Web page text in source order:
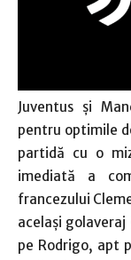
Juventus şi
pentru optimile
partidă cu o
imediată a
francezului
acelaşi golaveraj
pe Rodrigo, apt